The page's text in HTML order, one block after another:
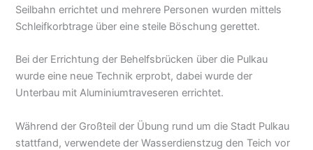
Seilbahn errichtet und mehrere Personen wurden mittels
Schleifkorbtrage über eine steile Böschung gerettet.
Bei der Errichtung der Behelfsbrücken über die Pulkau
wurde eine neue Technik erprobt, dabei wurde der
Unterbau mit Aluminiumtraveseren errichtet.
Während der Großteil der Übung rund um die Stadt Pulkau
stattfand, verwendete der Wasserdienstzug den Teich vor